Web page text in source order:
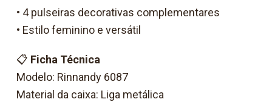
• 4 pulseiras decorativas complementares
• Estilo feminino e versátil
📋 Ficha Técnica
Modelo: Rinnandy 6087
Material da caixa: Liga metálica